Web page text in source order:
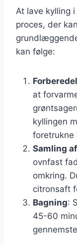
At lave kylling
proces, der
kan følge:
at
kyllingen
foretrukne
Samling
ovnfast
omkring.
citronsaft
Bagning:
45-60